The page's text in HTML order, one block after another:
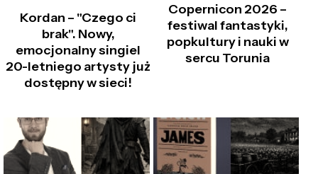
Kordan – "Czego ci
brak". Nowy,
emocjonalny singiel
20-letniego artysty już
dostępny w sieci!
Copernicon 2026 –
festiwal fantastyki,
popkultury i nauki w
sercu Torunia